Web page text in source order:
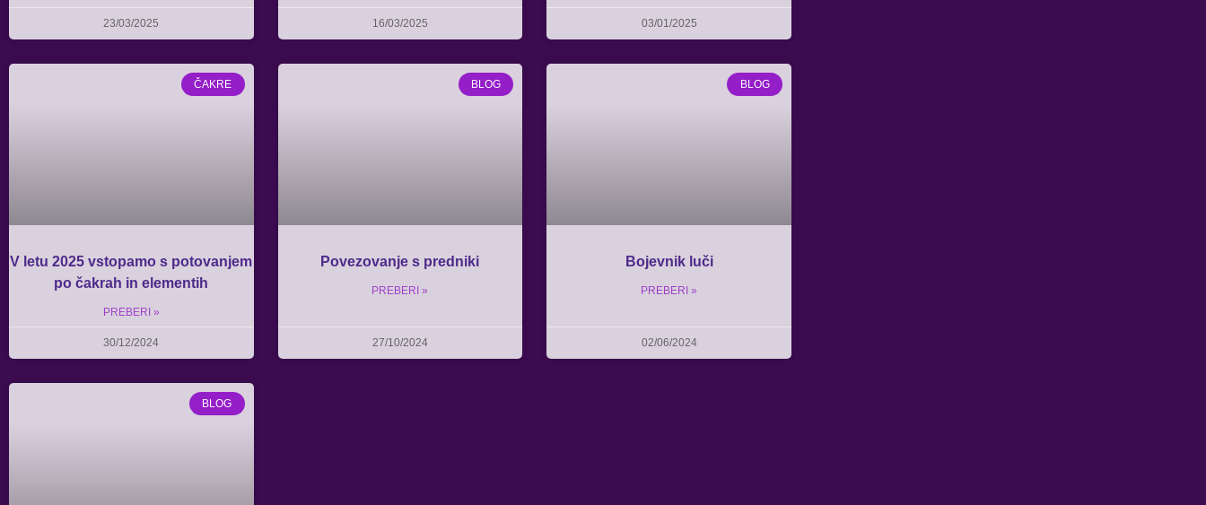
23/03/2025 16/03/2025 03/01/2025
ČAKRE
V letu 2025 vstopamo s potovanjem
po čakrah in elementih
PREBERI »
30/12/2024
BLOG
Povezovanje s predniki
PREBERI »
27/10/2024
BLOG
Bojevnik luči
PREBERI »
02/06/2024
BLOG